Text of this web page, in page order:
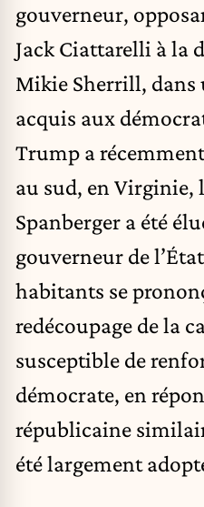
gouverneur,
Jack Ciattarelli à la
Mikie Sherrill, dans
acquis aux
Trump a
au sud, en Virginie,
Spanberger a été
gouverneur de
habitants se
redécoupage de la
susceptible de
démocrate, en
républicaine
été largement